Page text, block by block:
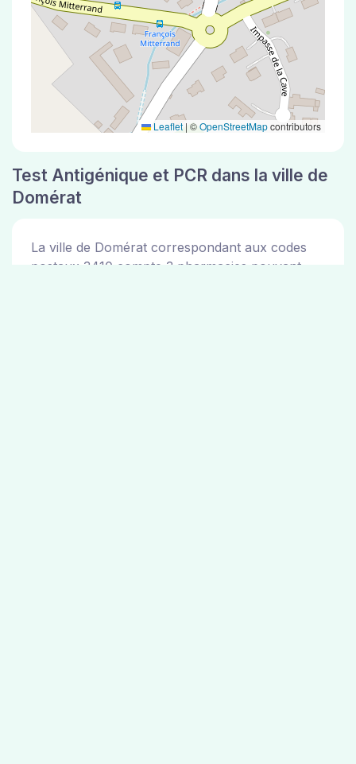
Leaflet | ©OpenStreetMapcontributors
Test Antigénique et PCR dans la ville de
Domérat
La ville de Domérat correspondant aux codes
postaux 3410 compte 3 pharmacies pouvant